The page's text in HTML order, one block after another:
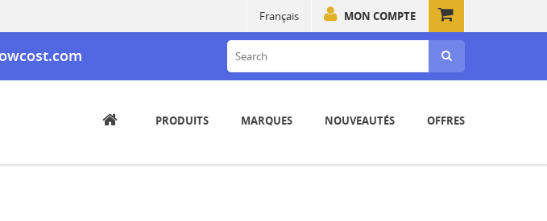
MON COMPTE
Français
PRODUITS MARQUES NOUVEAUTÉS OFFRES